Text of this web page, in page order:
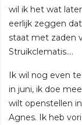
wil ik het wat
eerlijk zeggen
staat met zaden
Struikclematis….
Ik wil nog even
in juni, ik doe
wilt openstellen
Agnes. Ik heb